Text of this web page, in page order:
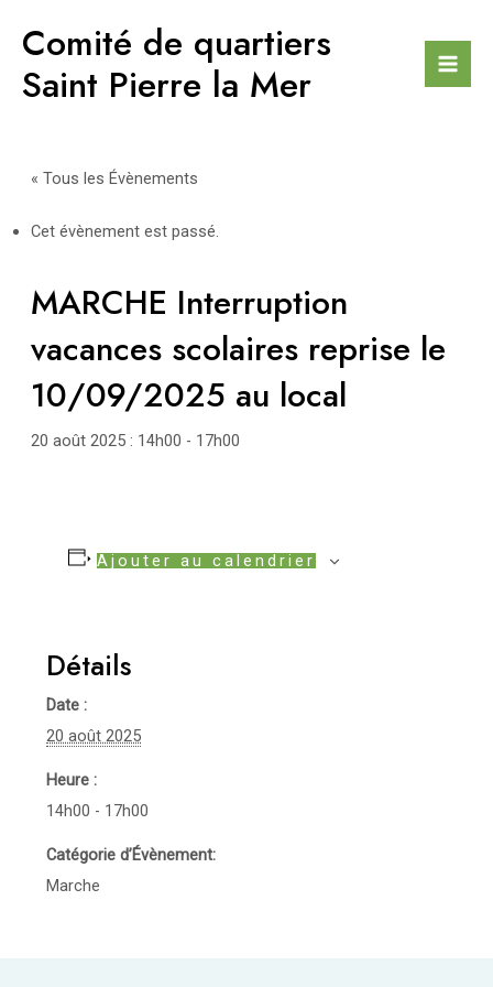
Comité de quartiers
Saint Pierre la Mer
« Tous les Évènements
Cet évènement est passé.
MARCHE Interruption
vacances scolaires reprise le
10/09/2025 au local
20 août 2025 : 14h00 - 17h00
Ajouter au calendrier
Détails
Date :
20 août 2025
Heure :
14h00 - 17h00
Catégorie d’Évènement:
Marche